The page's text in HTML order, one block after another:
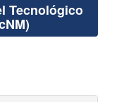
Tecnológico